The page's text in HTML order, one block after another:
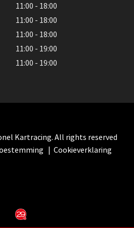
11:00 - 18:00
11:00 - 18:00
11:00 - 18:00
11:00 - 19:00
11:00 - 19:00
Kartracing. All rights reserved
| Cookieverklaring